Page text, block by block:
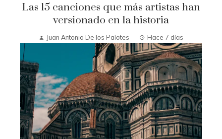
Las 15 canciones que más artistas han
versionado en la historia
Juan Antonio De los Palotes Hace 7 días